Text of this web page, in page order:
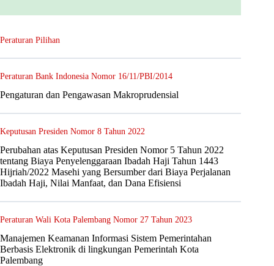
Peraturan Pilihan
Peraturan Bank Indonesia Nomor 16/11/PBI/2014
Pengaturan dan Pengawasan Makroprudensial
Keputusan Presiden Nomor 8 Tahun 2022
Perubahan atas Keputusan Presiden Nomor 5 Tahun 2022
tentang Biaya Penyelenggaraan Ibadah Haji Tahun 1443
Hijriah/2022 Masehi yang Bersumber dari Biaya Perjalanan
Ibadah Haji, Nilai Manfaat, dan Dana Efisiensi
Peraturan Wali Kota Palembang Nomor 27 Tahun 2023
Manajemen Keamanan Informasi Sistem Pemerintahan
Berbasis Elektronik di lingkungan Pemerintah Kota
Palembang